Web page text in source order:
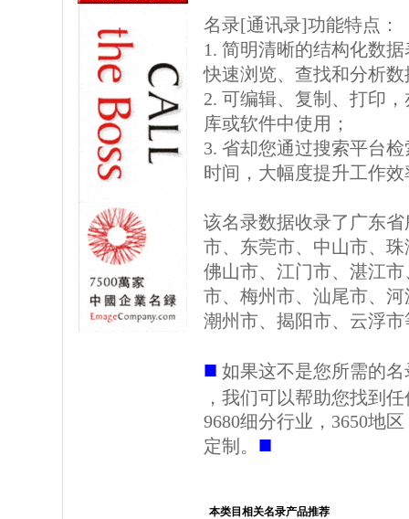
名录[通讯录]功能特点：
1. 简明清晰的结构化数
快速浏览、查找和分析数
2. 可编辑、复制、打印
库或软件中使用；
3. 省却您通过搜索平台
时间，大幅度提升工作效
该名录数据收录了广东
市、东莞市、中山市、
佛山市、江门市、湛江
市、梅州市、汕尾市、
潮州市、揭阳市、云浮市
■ 如果这不是您所需的
，我们可以帮助您找到
9680细分行业，3650地
定制。 ■
本类目相关名录产品推荐